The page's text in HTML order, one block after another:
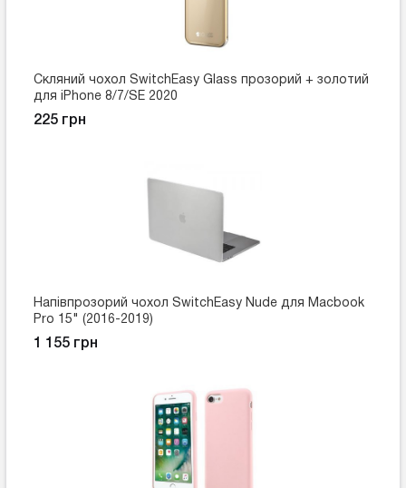
Скляний чохол SwitchEasy Glass прозорий + золотий
для iPhone 8/7/SE 2020
225 грн
Напівпрозорий чохол SwitchEasy Nude для Macbook
Pro 15" (2016-2019)
1 155 грн